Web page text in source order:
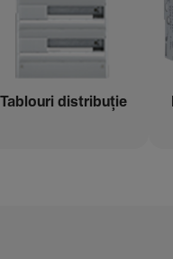
Tablouri distribuție